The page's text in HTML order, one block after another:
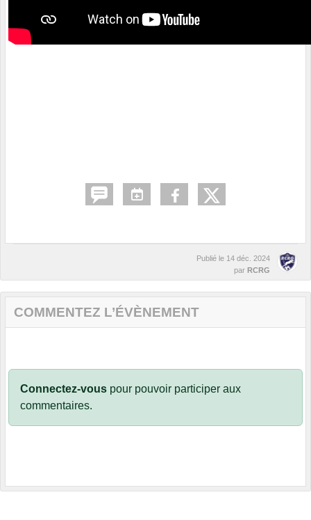
Publié le 14 déc. 2024
par RCRG
COMMENTEZ L’ÉVÈNEMENT
Connectez-vous pour pouvoir participer aux
commentaires.